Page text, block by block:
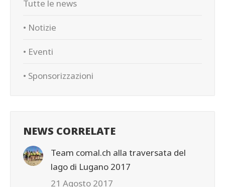
Tutte le news
• Notizie
• Eventi
• Sponsorizzazioni
NEWS CORRELATE
Team comal.ch alla traversata del
lago di Lugano 2017
21 Agosto 2017